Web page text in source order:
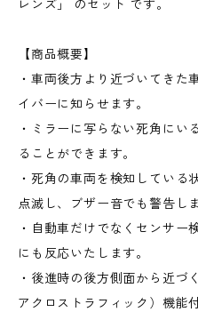
レンズ」 のセット です。
【商品概要】
・車両後方より近づいてきた
イバーに知らせます。
・ミラーに写らない死角にい
ることができます。
・死角の車両を検知している
点滅し、ブザー音でも警告しま
・自動車だけでなくセンサー
にも反応いたします。
・後進時の後方側面から近づ
アクロストラフィック）機能